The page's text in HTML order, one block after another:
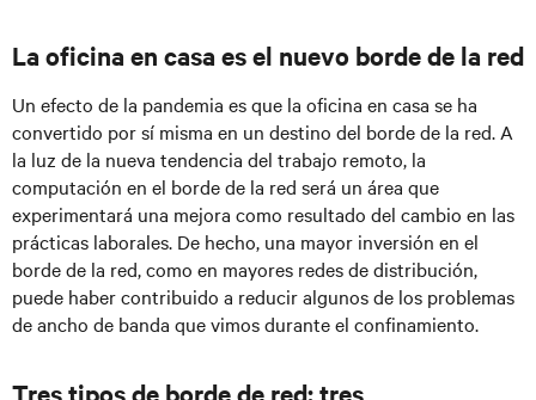
La oficina en casa es el nuevo borde de la red
Un efecto de la pandemia es que la oficina en casa se ha
convertido por sí misma en un destino del borde de la red. A
la luz de la nueva tendencia del trabajo remoto, la
computación en el borde de la red será un área que
experimentará una mejora como resultado del cambio en las
prácticas laborales. De hecho, una mayor inversión en el
borde de la red, como en mayores redes de distribución,
puede haber contribuido a reducir algunos de los problemas
de ancho de banda que vimos durante el confinamiento.
Tres tipos de borde de red: tres